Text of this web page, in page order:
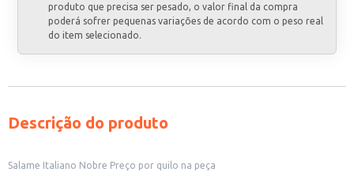
produto que precisa ser pesado, o valor final da compra
poderá sofrer pequenas variações de acordo com o peso real
do item selecionado.
Descrição do produto
Salame Italiano Nobre Preço por quilo na peça